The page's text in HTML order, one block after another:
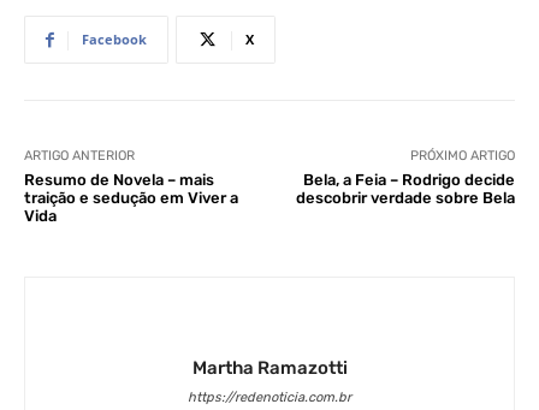
Facebook X
ARTIGO ANTERIOR
Resumo de Novela – mais
traição e sedução em Viver a
Vida
PRÓXIMO ARTIGO
Bela, a Feia – Rodrigo decide
descobrir verdade sobre Bela
Martha Ramazotti
https://redenoticia.com.br